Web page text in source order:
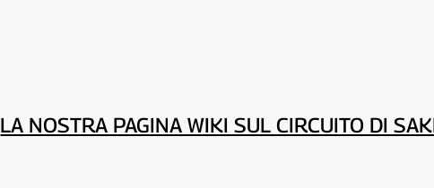
LA NOSTRA PAGINA WIKI SUL CIRCUITO DI